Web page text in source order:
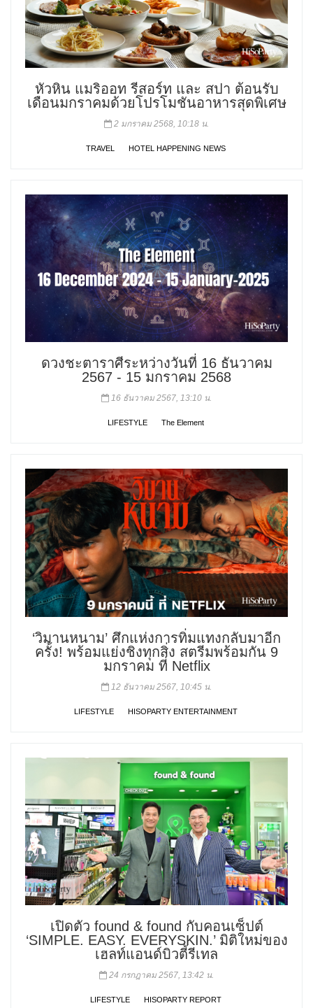
หัวหิน แมริออท รีสอร์ท และ สปา ต้อนรับ
เดือนมกราคมด้วยโปรโมชันอาหารสุดพิเศษ
2 มกราคม 2568, 10:18 น.
TRAVEL HOTEL HAPPENING NEWS
ดวงชะตาราศีระหว่างวันที่ 16 ธันวาคม
2567 - 15 มกราคม 2568
16 ธันวาคม 2567, 13:10 น.
LIFESTYLE The Element
‘วิมานหนาม’ ศึกแห่งการทิ่มแทงกลับมาอีก
ครั้ง! พร้อมแย่งชิงทุกสิ่ง สตรีมพร้อมกัน 9
มกราคม ที่ Netflix
12 ธันวาคม 2567, 10:45 น.
LIFESTYLE HISOPARTY ENTERTAINMENT
เปิดตัว found & found กับคอนเซ็ปต์
‘SIMPLE. EASY. EVERYSKIN.’ มิติใหม่ของ
เฮลท์แอนด์บิวตี้รีเทล
24 กรกฎาคม 2567, 13:42 น.
LIFESTYLE HISOPARTY REPORT